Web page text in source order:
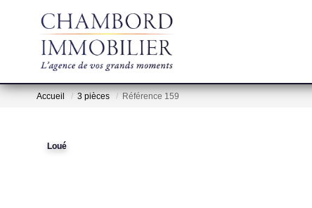
Accueil 3 pièces Référence 159
Loué